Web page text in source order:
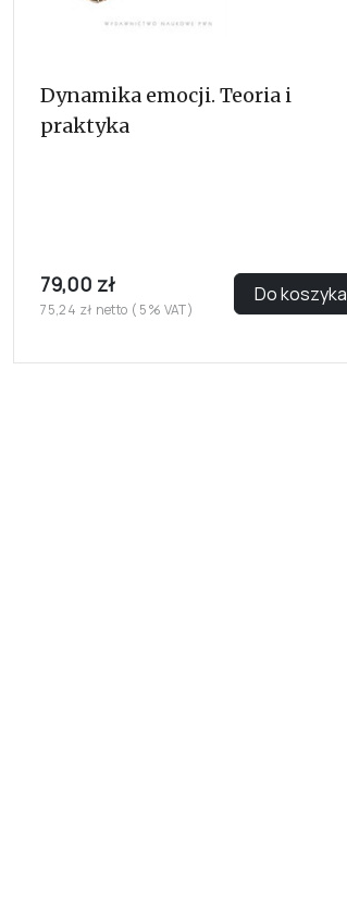
Dynamika emocji. Teoria i
praktyka
79,00 zł
75,24 zł netto ( 5% VAT)
Do koszyka